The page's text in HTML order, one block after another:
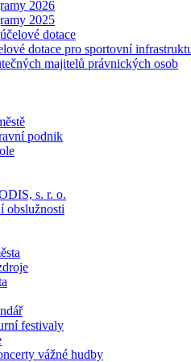
2026
2025
dotace
dotace pro sportovní
majitelů právnických osob
podnik
s. r. o.
obslužnosti
festivaly
vážné hudby